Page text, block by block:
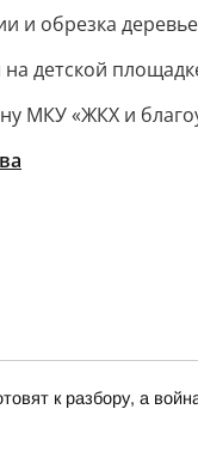
и обрезка
детской
«ЖКХ и
к разбору, а